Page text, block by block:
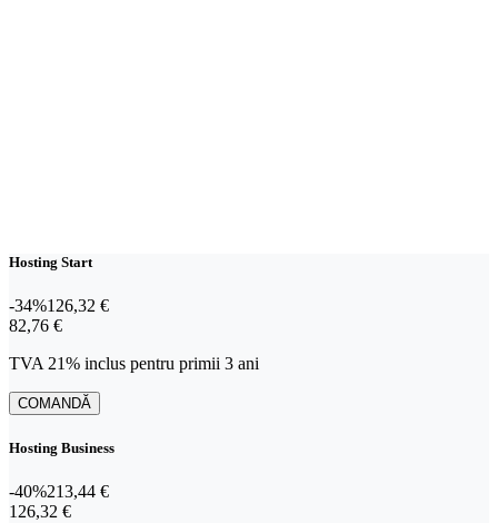
Hosting Start
-34%126,32 €
82,76 €
82,76 €
TVA 21% inclus pentru primii 3 ani
COMANDĂ
Hosting Business
-40%213,44 €
126,32 €
126,32 €